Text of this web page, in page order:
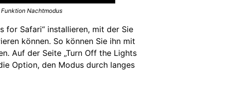
Nachtmodus
for Safari“ installieren, mit der Sie
können. So können Sie ihn mit
Auf der Seite „Turn Off the Lights
Option, den Modus durch langes